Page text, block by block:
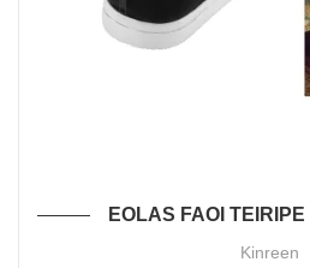
EOLAS FAOI
Kinreen